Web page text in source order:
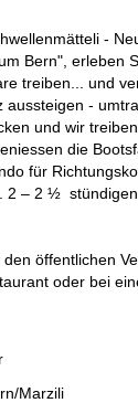
-
Bern", erleben
treiben... und
aussteigen -
und wir
die
für
2 – 2 ½
öffentlichen
oder bei
Marzili